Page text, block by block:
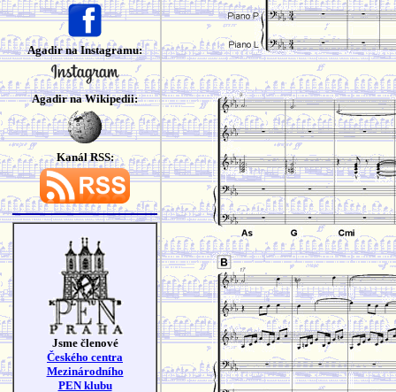
Agadir na Instagramu:
Agadir na Wikipedii:
Kanál RSS:
Jsme členové
Českého centra
Mezinárodního
PEN klubu